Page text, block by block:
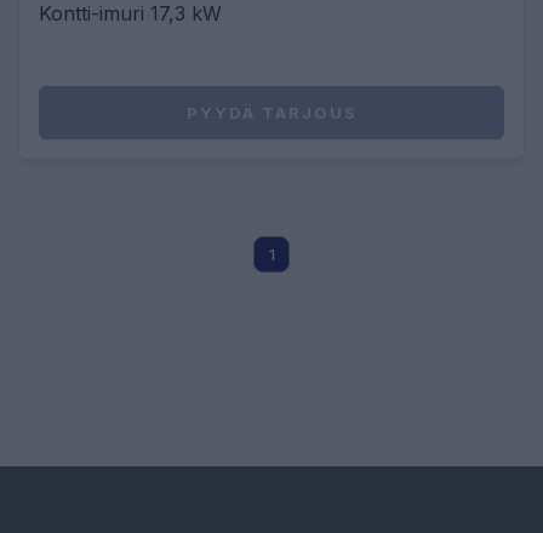
Kontti-imuri 17,3 kW
PYYDÄ TARJOUS
1